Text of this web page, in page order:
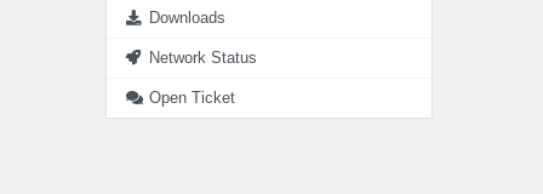
Downloads
Network Status
Open Ticket